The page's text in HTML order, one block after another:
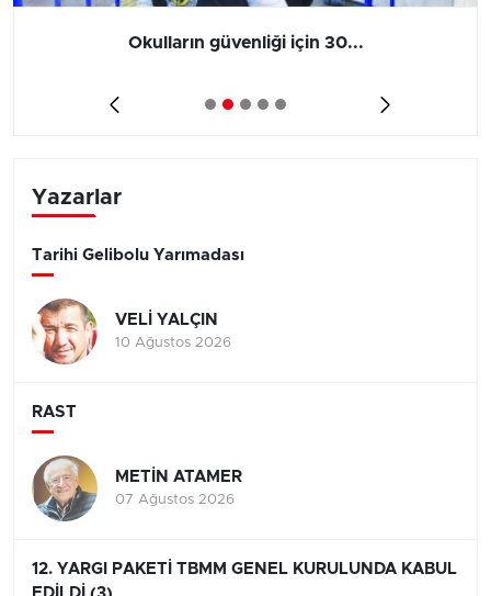
Okulların güvenliği için 30...
Yazarlar
Tarihi Gelibolu Yarımadası
VELİ YALÇIN
10 Ağustos 2026
RAST
METİN ATAMER
07 Ağustos 2026
12. YARGI PAKETİ TBMM GENEL KURULUNDA KABUL